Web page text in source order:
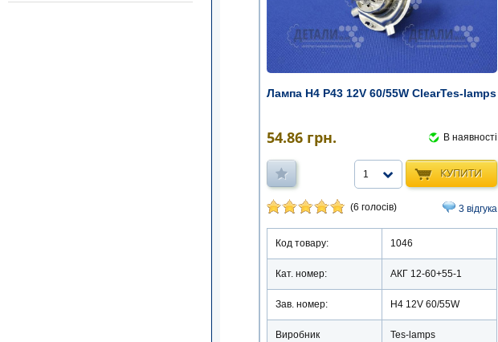
Лампа Н4 Р43 12V 60/55W ClearTes-lamps
54.86 грн. В наявності
КУПИТИ
1
(6 голосів) 3 відгука
Код товару: 1046
Кат. номер: АКГ 12-60+55-1
Зав. номер: Н4 12V 60/55W
Виробник Tes-lamps